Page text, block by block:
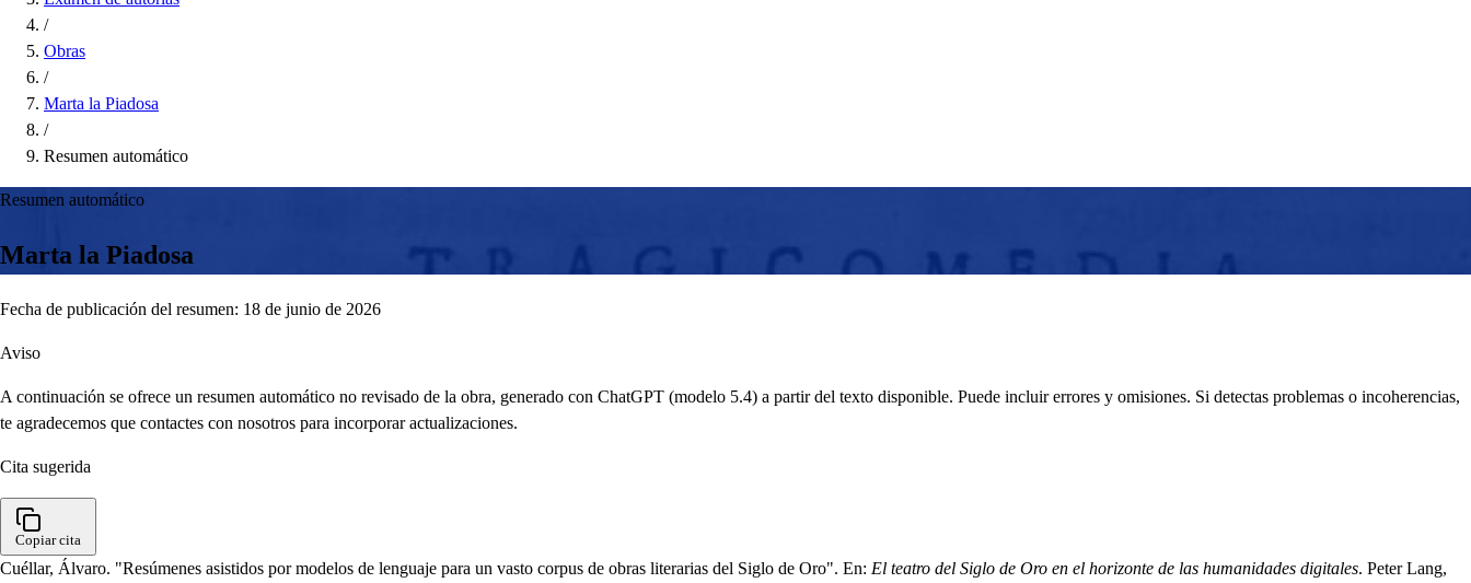
/
Obras
/
Marta la Piadosa
/
Resumen automático
Resumen automático
Marta la Piadosa
Fecha de publicación del resumen: 18 de junio de 2026
Aviso
A continuación se ofrece un resumen automático no revisado de la obra, generado con ChatGPT (modelo 5.4) a partir del texto disponible. Puede incluir errores y omisiones. Si detectas problemas o incoherencias,
te agradecemos que contactes con nosotros para incorporar actualizaciones.
Cita sugerida
Copiar cita
Cuéllar, Álvaro. "Resúmenes asistidos por modelos de lenguaje para un vasto corpus de obras literarias del Siglo de Oro". En: El teatro del Siglo de Oro en el horizonte de las humanidades digitales. Peter Lang,